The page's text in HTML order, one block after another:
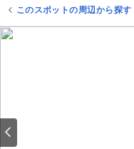
このスポットの周辺から探す